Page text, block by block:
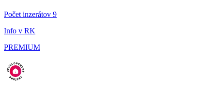
Počet inzerátov 9
Info v RK
PREMIUM